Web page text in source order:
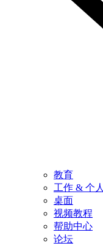
教育
工作 & 个人
桌面
视频教程
帮助中心
论坛